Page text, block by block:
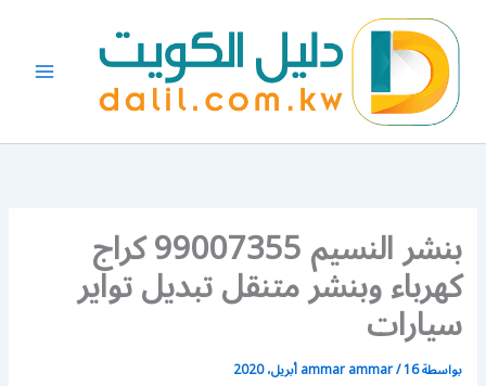
المحتوى
بنشر النسيم 99007355 كراج
كهرباء وبنشر متنقل تبديل تواير
سيارات
بواسطة ammar ammar/16 أبريل، 2020